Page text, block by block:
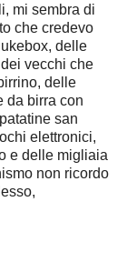
mi sembra di
che credevo
delle
vecchi che
delle
da birra con
san
elettronici,
e delle migliaia
non ricordo